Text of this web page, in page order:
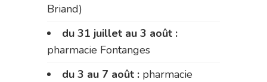
Briand)
du 31 juillet au 3 août :
pharmacie Fontanges
du 3 au 7 août : pharmacie